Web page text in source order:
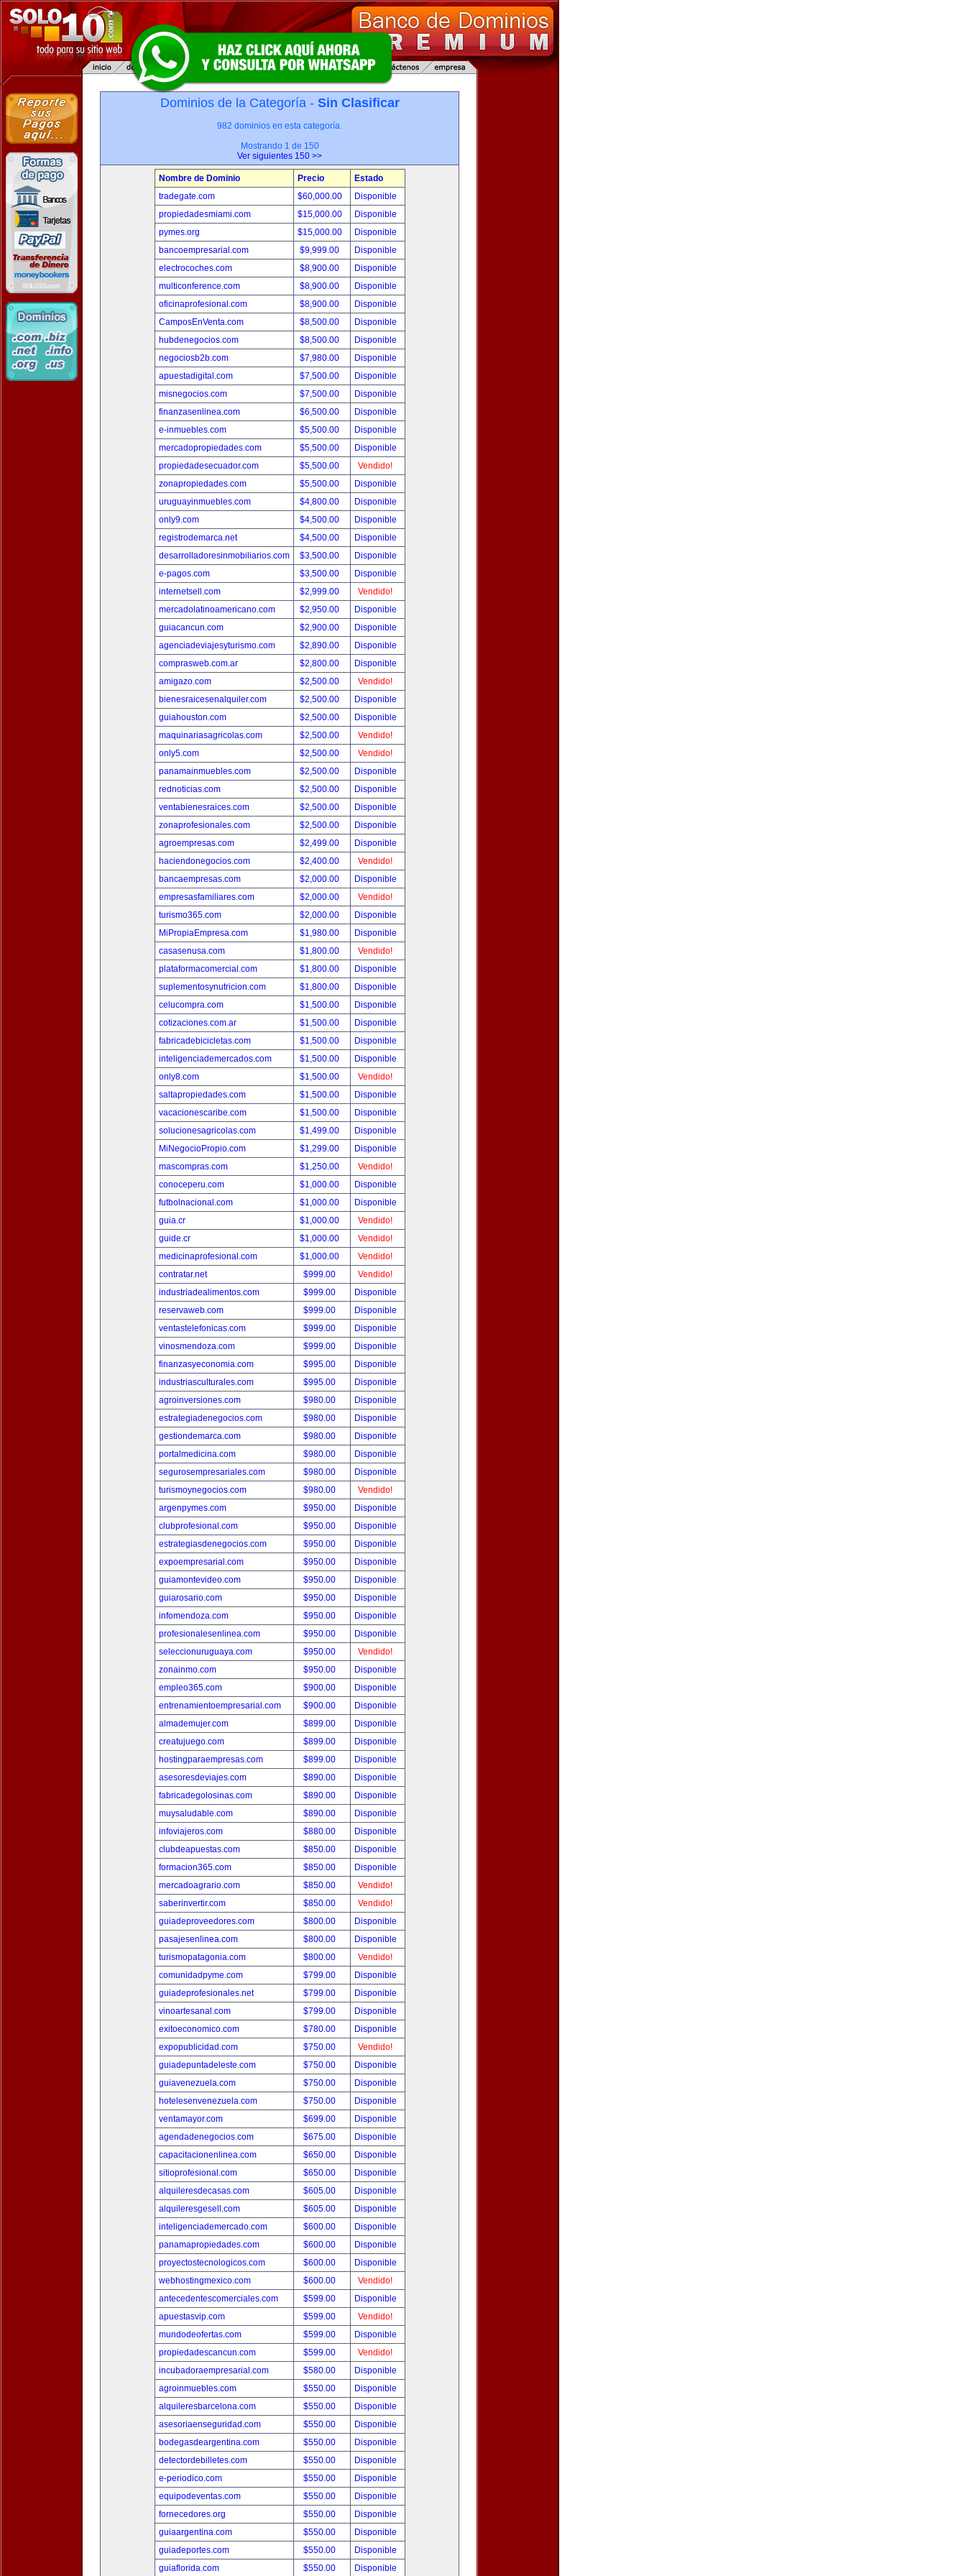
Dominios de la Categoría - Sin Clasificar
982 dominios en esta categoría.
Mostrando 1 de 150
Ver siguientes 150 >>
Nombre de Dominio Precio
Estado
tradegate.com
$60,000.00
Disponible
propiedadesmiami.com
$15,000.00
Disponible
pymes.org
$15,000.00
Disponible
bancoempresarial.com
$9,999.00
Disponible
electrocoches.com
$8,900.00
Disponible
multiconference.com
$8,900.00
Disponible
oficinaprofesional.com
$8,900.00
Disponible
CamposEnVenta.com
$8,500.00
Disponible
hubdenegocios.com
$8,500.00
Disponible
negociosb2b.com
$7,980.00
Disponible
apuestadigital.com
$7,500.00
Disponible
misnegocios.com
$7,500.00
Disponible
finanzasenlinea.com
$6,500.00
Disponible
e-inmuebles.com
$5,500.00
Disponible
mercadopropiedades.com
$5,500.00
Disponible
propiedadesecuador.com
$5,500.00
Vendido!
zonapropiedades.com
$5,500.00
Disponible
uruguayinmuebles.com
$4,800.00
Disponible
only9.com
$4,500.00
Disponible
registrodemarca.net
$4,500.00
Disponible
desarrolladoresinmobiliarios.com
$3,500.00
Disponible
e-pagos.com
$3,500.00
Disponible
internetsell.com
$2,999.00
Vendido!
mercadolatinoamericano.com
$2,950.00
Disponible
guiacancun.com
$2,900.00
Disponible
agenciadeviajesyturismo.com
$2,890.00
Disponible
comprasweb.com.ar
$2,800.00
Disponible
amigazo.com
$2,500.00
Vendido!
bienesraicesenalquiler.com
$2,500.00
Disponible
guiahouston.com
$2,500.00
Disponible
maquinariasagricolas.com
$2,500.00
Vendido!
only5.com
$2,500.00
Vendido!
panamainmuebles.com
$2,500.00
Disponible
rednoticias.com
$2,500.00
Disponible
ventabienesraices.com
$2,500.00
Disponible
zonaprofesionales.com
$2,500.00
Disponible
agroempresas.com
$2,499.00
Disponible
haciendonegocios.com
$2,400.00
Vendido!
bancaempresas.com
$2,000.00
Disponible
empresasfamiliares.com
$2,000.00
Vendido!
turismo365.com
$2,000.00
Disponible
MiPropiaEmpresa.com
$1,980.00
Disponible
casasenusa.com
$1,800.00
Vendido!
plataformacomercial.com
$1,800.00
Disponible
suplementosynutricion.com
$1,800.00
Disponible
celucompra.com
$1,500.00
Disponible
cotizaciones.com.ar
$1,500.00
Disponible
fabricadebicicletas.com
$1,500.00
Disponible
inteligenciademercados.com
$1,500.00
Disponible
only8.com
$1,500.00
Vendido!
saltapropiedades.com
$1,500.00
Disponible
vacacionescaribe.com
$1,500.00
Disponible
solucionesagricolas.com
$1,499.00
Disponible
MiNegocioPropio.com
$1,299.00
Disponible
mascompras.com
$1,250.00
Vendido!
conoceperu.com
$1,000.00
Disponible
futbolnacional.com
$1,000.00
Disponible
guia.cr
$1,000.00
Vendido!
guide.cr
$1,000.00
Vendido!
medicinaprofesional.com
$1,000.00
Vendido!
contratar.net
$999.00
Vendido!
industriadealimentos.com
$999.00
Disponible
reservaweb.com
$999.00
Disponible
ventastelefonicas.com
$999.00
Disponible
vinosmendoza.com
$999.00
Disponible
finanzasyeconomia.com
$995.00
Disponible
industriasculturales.com
$995.00
Disponible
agroinversiones.com
$980.00
Disponible
estrategiadenegocios.com
$980.00
Disponible
gestiondemarca.com
$980.00
Disponible
portalmedicina.com
$980.00
Disponible
segurosempresariales.com
$980.00
Disponible
turismoynegocios.com
$980.00
Vendido!
argenpymes.com
$950.00
Disponible
clubprofesional.com
$950.00
Disponible
estrategiasdenegocios.com
$950.00
Disponible
expoempresarial.com
$950.00
Disponible
guiamontevideo.com
$950.00
Disponible
guiarosario.com
$950.00
Disponible
infomendoza.com
$950.00
Disponible
profesionalesenlinea.com
$950.00
Disponible
seleccionuruguaya.com
$950.00
Vendido!
zonainmo.com
$950.00
Disponible
empleo365.com
$900.00
Disponible
entrenamientoempresarial.com
$900.00
Disponible
almademujer.com
$899.00
Disponible
creatujuego.com
$899.00
Disponible
hostingparaempresas.com
$899.00
Disponible
asesoresdeviajes.com
$890.00
Disponible
fabricadegolosinas.com
$890.00
Disponible
muysaludable.com
$890.00
Disponible
infoviajeros.com
$880.00
Disponible
clubdeapuestas.com
$850.00
Disponible
formacion365.com
$850.00
Disponible
mercadoagrario.com
$850.00
Vendido!
saberinvertir.com
$850.00
Vendido!
guiadeproveedores.com
$800.00
Disponible
pasajesenlinea.com
$800.00
Disponible
turismopatagonia.com
$800.00
Vendido!
comunidadpyme.com
$799.00
Disponible
guiadeprofesionales.net
$799.00
Disponible
vinoartesanal.com
$799.00
Disponible
exitoeconomico.com
$780.00
Disponible
expopublicidad.com
$750.00
Vendido!
guiadepuntadeleste.com
$750.00
Disponible
guiavenezuela.com
$750.00
Disponible
hotelesenvenezuela.com
$750.00
Disponible
ventamayor.com
$699.00
Disponible
agendadenegocios.com
$675.00
Disponible
capacitacionenlinea.com
$650.00
Disponible
sitioprofesional.com
$650.00
Disponible
alquileresdecasas.com
$605.00
Disponible
alquileresgesell.com
$605.00
Disponible
inteligenciademercado.com
$600.00
Disponible
panamapropiedades.com
$600.00
Disponible
proyectostecnologicos.com
$600.00
Disponible
webhostingmexico.com
$600.00
Vendido!
antecedentescomerciales.com
$599.00
Disponible
apuestasvip.com
$599.00
Vendido!
mundodeofertas.com
$599.00
Disponible
propiedadescancun.com
$599.00
Vendido!
incubadoraempresarial.com
$580.00
Disponible
agroinmuebles.com
$550.00
Disponible
alquileresbarcelona.com
$550.00
Disponible
asesoriaenseguridad.com
$550.00
Disponible
bodegasdeargentina.com
$550.00
Disponible
detectordebilletes.com
$550.00
Disponible
e-periodico.com
$550.00
Disponible
equipodeventas.com
$550.00
Disponible
fornecedores.org
$550.00
Disponible
guiaargentina.com
$550.00
Disponible
guiadeportes.com
$550.00
Disponible
guiaflorida.com
$550.00 Disponible